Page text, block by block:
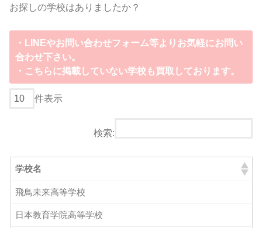
お探しの学校はありましたか？
・LINEやお問い合わせフォーム等よりお気軽にお問い
合わせ下さい。
・こちらに掲載していない学校も買取しております。
件表示
検索:
学校名
飛鳥未来高等学校
日本教育学院高等学校